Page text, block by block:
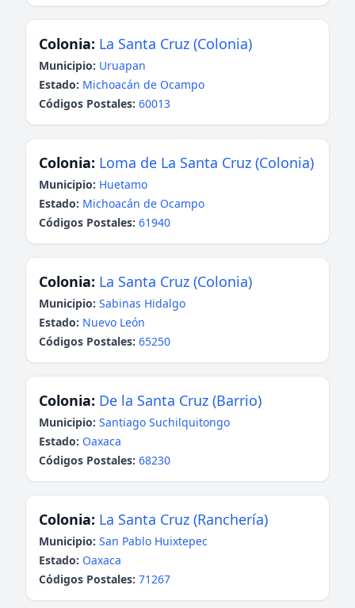
Colonia: La Santa Cruz (Colonia)
Municipio: Uruapan
Estado: Michoacán de Ocampo
Códigos Postales: 60013
Colonia: Loma de La Santa Cruz (Colonia)
Municipio: Huetamo
Estado: Michoacán de Ocampo
Códigos Postales: 61940
Colonia: La Santa Cruz (Colonia)
Municipio: Sabinas Hidalgo
Estado: Nuevo León
Códigos Postales: 65250
Colonia: De la Santa Cruz (Barrio)
Municipio: Santiago Suchilquitongo
Estado: Oaxaca
Códigos Postales: 68230
Colonia: La Santa Cruz (Ranchería)
Municipio: San Pablo Huixtepec
Estado: Oaxaca
Códigos Postales: 71267